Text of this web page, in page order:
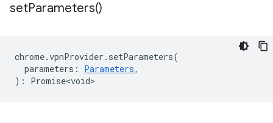
setParameters()
chrome.vpnProvider . setParameters(
parameters : Parameters,
) : Promise<void>